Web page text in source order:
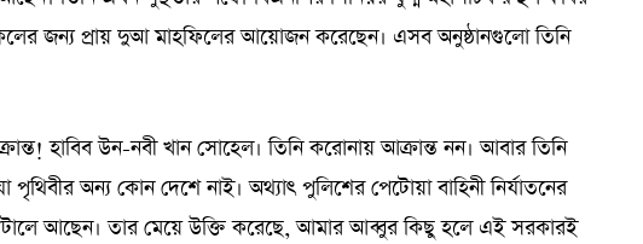
জন্য প্রায় দুআ মাহফিলের আয়োজন করেছেন। এসব অনুষ্ঠানগুলো তিনি
হাবিব উন-নবী খান সোহেল। তিনি করোনায় আক্রান্ত নন। আবার তিনি
অন্য কোন দেশে নাই। অথ্যাৎ পুলিশের পেটোয়া বাহিনী নির্যাতনের
আছেন। তার মেয়ে উক্তি করেছে, আমার আব্বুর কিছু হলে এই সরকারই